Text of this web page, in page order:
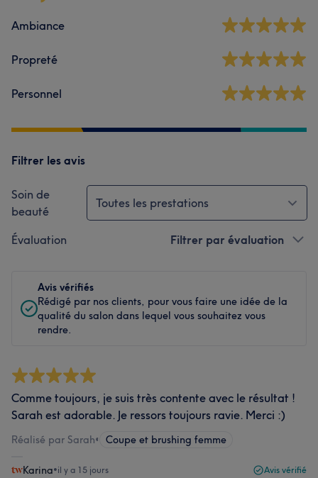
Ambiance
Propreté
Personnel
Filtrer les avis
Soin de
beauté
Toutes les prestations
Évaluation Filtrer par évaluation
Avis vérifiés
Rédigé par nos clients, pour vous faire une idée de la
qualité du salon dans lequel vous souhaitez vous
rendre.
Comme toujours, je suis très contente avec le résultat !
Sarah est adorable. Je ressors toujours ravie. Merci :)
Réalisé par Sarah• Coupe et brushing femme
Karina•il y a 15 jours Avis vérifié